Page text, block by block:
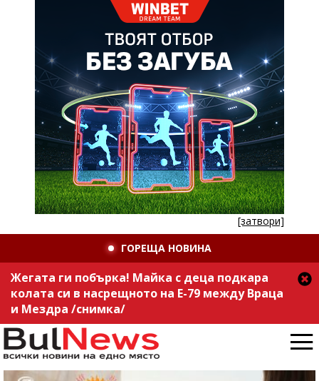
[затвори]
ГОРЕЩА НОВИНА
Жегата ги побърка! Майка с деца подкара
колата си в насрещното на Е-79 между Враца
и Мездра /снимка/